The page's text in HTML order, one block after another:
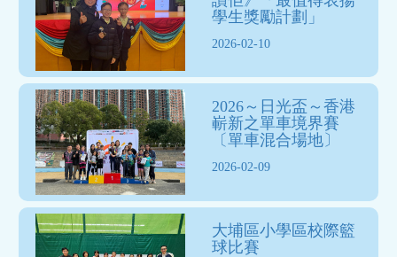
學生獎勵計劃」
2026-02-10
2026～日光盃～香港
嶄新之單車境界賽
〔單車混合場地〕
2026-02-09
大埔區小學區校際籃
球比賽